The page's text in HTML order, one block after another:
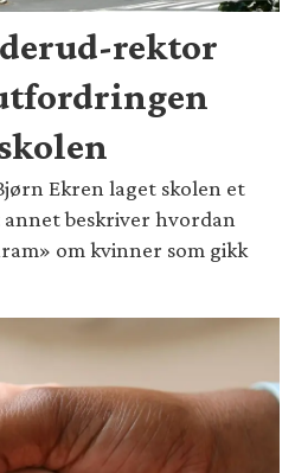
rektor
Ekren laget skolen et
beskriver hvordan
om kvinner som gikk